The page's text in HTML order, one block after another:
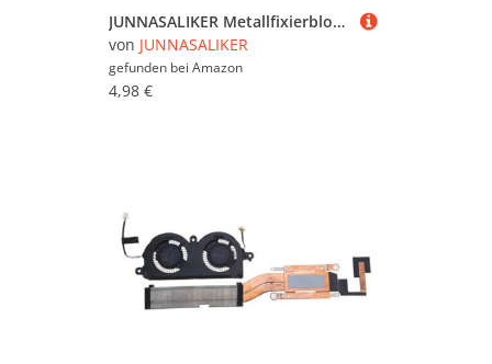
JUNNASALIKER Metallfixierblock Für Labor P1 3D Drucker Wischer Silikonbürstenreinigungskomponenten
von JUNNASALIKER
gefunden bei Amazon
4,98 €